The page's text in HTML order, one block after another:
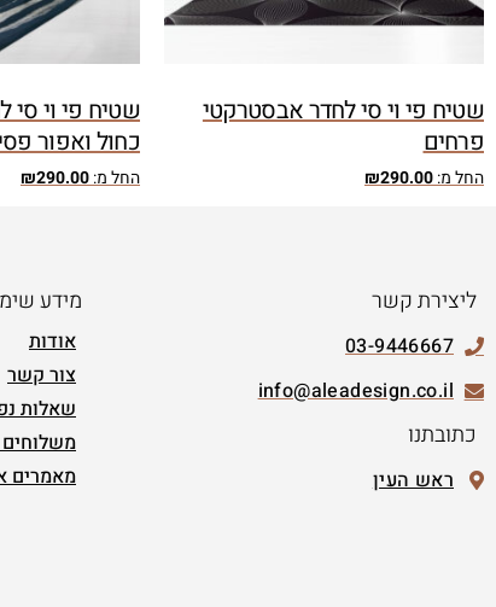
שטיח פי וי סי לחדר אבסטרקטי
פרחים
החל מ: ₪290.00
שטיח פי וי
כחול ואפור
החל מ: ₪290.00
ליצירת קשר
03-9446667
info@aleadesign.co.il
כתובתנו
ראש העין
מידע
אודות
צור קשר
שאלות
משלוחים
מאמרים